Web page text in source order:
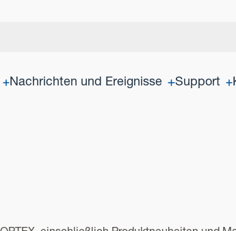
Nachrichten und Ereignisse Support